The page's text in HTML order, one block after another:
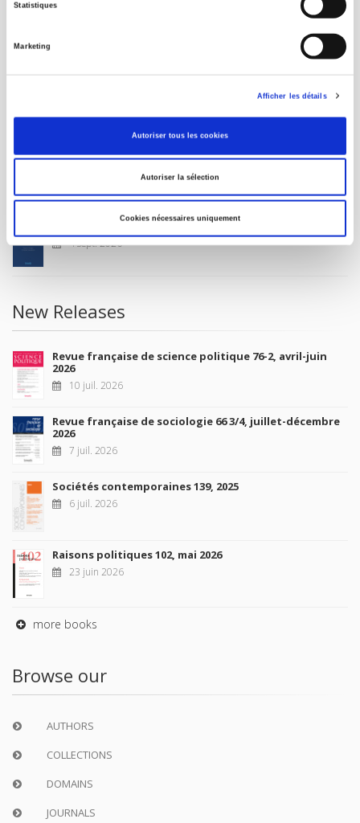
Statistiques
Marketing
Afficher les détails
Autoriser tous les cookies
Autoriser la sélection
Cookies nécessaires uniquement
FOREIGN RIGHTS
FOR BOOKSHOPS
Future Releases
La France et l'Union européenne
4 sept. 2026
New Releases
Revue française de science politique 76-2, avril-juin
2026
10 juil. 2026
Revue française de sociologie 66 3/4, juillet-décembre
2026
7 juil. 2026
Sociétés contemporaines 139, 2025
6 juil. 2026
Raisons politiques 102, mai 2026
23 juin 2026
more books
Browse our
AUTHORS
COLLECTIONS
DOMAINS
JOURNALS